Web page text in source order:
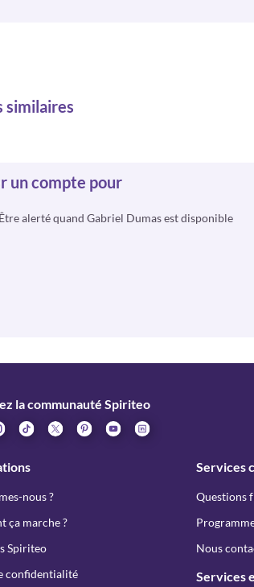
similaires
un compte pour
Être alerté quand Gabriel Dumas est disponible
la communauté Spiriteo
nous ?
ça marche ?
Spiriteo
confidentialité
Services
Questions
Nous
Services